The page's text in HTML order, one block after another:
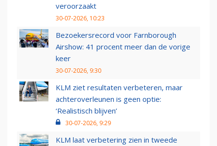
veroorzaakt
30-07-2026, 10:23
Bezoekersrecord voor Farnborough
Airshow: 41 procent meer dan de vorige
keer
30-07-2026, 9:30
KLM ziet resultaten verbeteren, maar
achteroverleunen is geen optie:
‘Realistisch blijven’
30-07-2026, 9:29
KLM laat verbetering zien in tweede